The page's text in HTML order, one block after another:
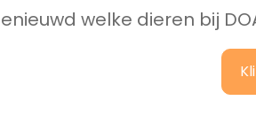
welke dieren bij